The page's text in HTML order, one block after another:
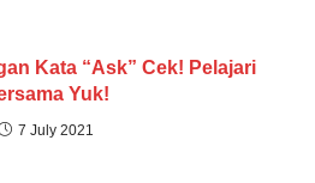
Kata “Ask” Cek! Pelajari
Yuk!
7 July 2021